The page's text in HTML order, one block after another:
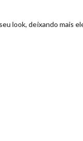
look, deixando mais